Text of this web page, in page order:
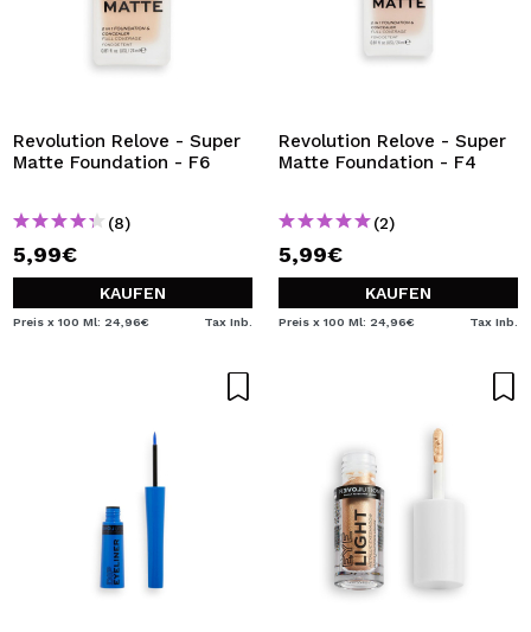
Revolution Relove - Super
Matte Foundation - F6
(8)
5,99€
KAUFEN
Preis x 100 Ml: 24,96€ Tax Inb.
Revolution Relove - Super
Matte Foundation - F4
(2)
5,99€
KAUFEN
Preis x 100 Ml: 24,96€ Tax Inb.